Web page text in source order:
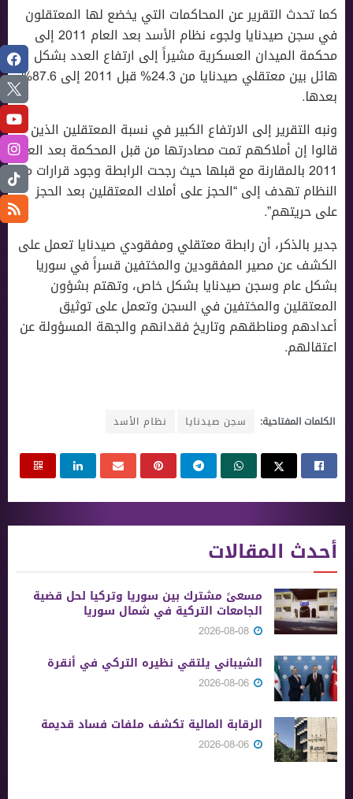
كما تحدث التقرير عن المحاكمات التي يخضع لها المعتقلون
في سجن صيدنايا ولجوء نظام الأسد بعد العام 2011 إلى
محكمة الميدان العسكرية مشيراً إلى ارتفاع العدد بشكل
هائل بين معتقلي صيدنايا من 24.3% قبل 2011 إلى 87.6%
بعدها.
ونبه التقرير إلى الارتفاع الكبير في نسبة المعتقلين الذين
قالوا إن أملاكهم تمت مصادرتها من قبل المحكمة بعد العام
2011 بالمقارنة مع قبلها حيث رجحت الرابطة وجود قرارات من
النظام تهدف إلى “الحجز على أملاك المعتقلين بعد الحجز
على حريتهم”.
جدير بالذكر، أن رابطة معتقلي ومفقودي صيدنايا تعمل على
الكشف عن مصير المفقودين والمختفين قسراً في سوريا
بشكل عام وسجن صيدنايا بشكل خاص، وتهتم بشؤون
المعتقلين والمختفين في السجن وتعمل على توثيق
أعدادهم ومناطقهم وتاريخ فقدانهم والجهة المسؤولة عن
اعتقالهم.
الكلمات المفتاحية: سجن صيدنايا نظام الأسد
أحدث المقالات
مسعىً مشترك بين سوريا وتركيا لحل قضية
الجامعات التركية في شمال سوريا
الشيباني يلتقي نظيره التركي في أنقرة
الرقابة المالية تكشف ملفات فساد قديمة